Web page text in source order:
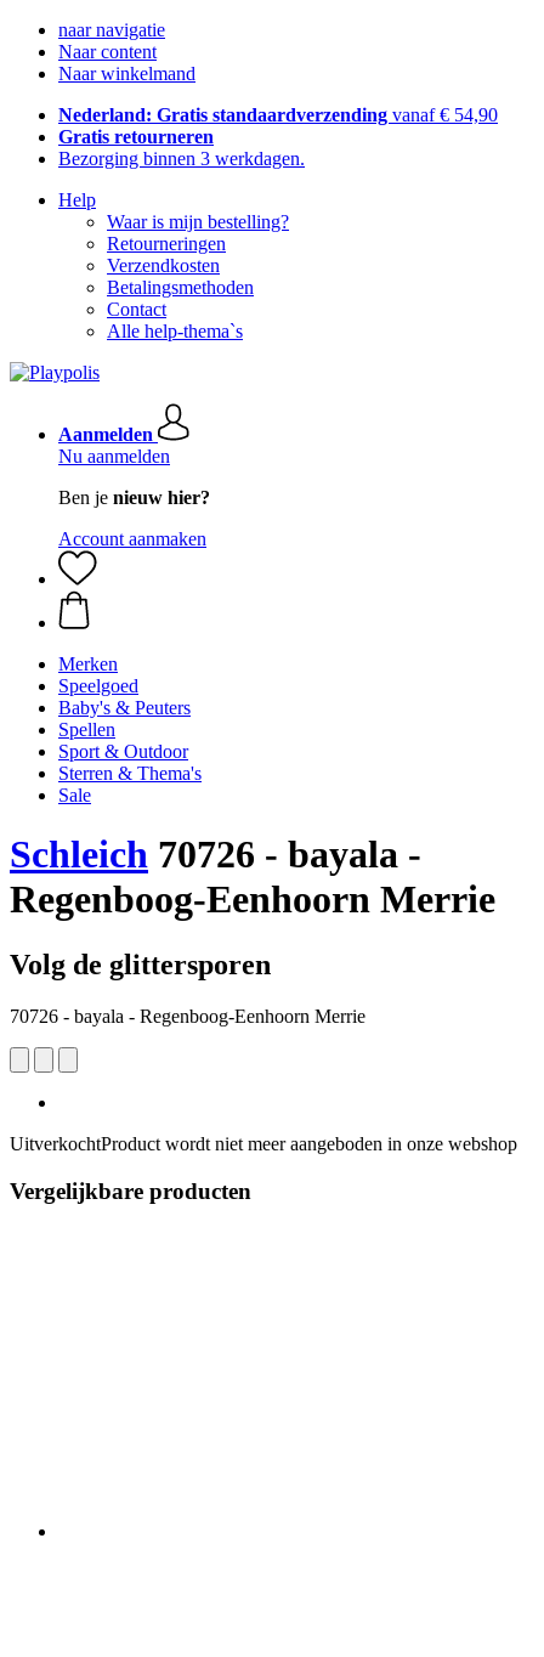
naar navigatie
Naar content
Naar winkelmand
Nederland: Gratis standaardverzending vanaf € 54,90
Gratis retourneren
Bezorging binnen 3 werkdagen.
Help
Waar is mijn bestelling?
Retourneringen
Verzendkosten
Betalingsmethoden
Contact
Alle help-thema`s
Aanmelden
Nu aanmelden
Ben je nieuw hier?
Account aanmaken
Merken
Speelgoed
Baby's & Peuters
Spellen
Sport & Outdoor
Sterren & Thema's
Sale
Schleich 70726 - bayala -
Regenboog-Eenhoorn Merrie
Volg de glittersporen
70726 - bayala - Regenboog-Eenhoorn Merrie
UitverkochtProduct wordt niet meer aangeboden in onze webshop
Vergelijkbare producten